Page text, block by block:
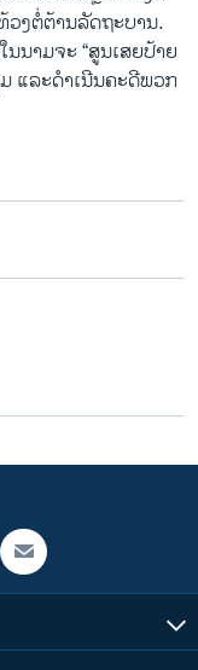
ງ​ຕໍ່ຕ້ານ​ລັດຖະບານ.
ນາມຈະ “ສູນ​ເສຍປ້າຍ​
ແລະດຳ​ເນີນ​ຄະດີ​ພວກ​